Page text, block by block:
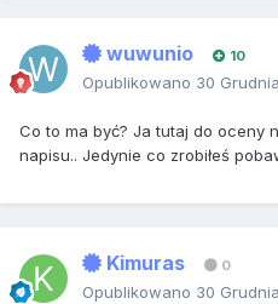
wuwunio 10
Opublikowano 30
Co to ma być? Ja tutaj do oceny
napisu.. Jedynie co zrobiłeś
Kimuras 0
Opublikowano 30